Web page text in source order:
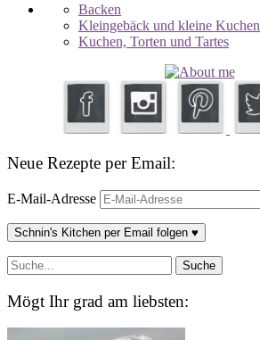
Backen
Kleingebäck und kleine Kuchen
Kuchen, Torten und Tartes
Neue Rezepte per Email:
E-Mail-Adresse
Schnin's Kitchen per Email folgen ♥
Mögt Ihr grad am liebsten: